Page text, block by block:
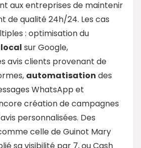
aux entreprises de maintenir
de qualité 24h/24. Les cas
: optimisation du
sur Google,
avis clients provenant de
automatisation des
WhatsApp et
création de campagnes
personnalisées. Des
celle de Guinot Mary